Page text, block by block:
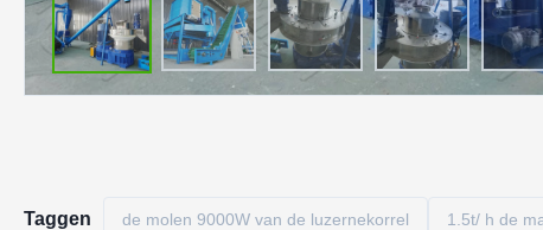
Taggen de molen 9000W van de luzernekorrel 1.5t/ h de